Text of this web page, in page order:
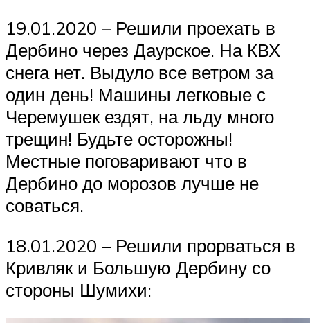
19.01.2020 – Решили проехать в
Дербино через Даурское. На КВХ
снега нет. Выдуло все ветром за
один день! Машины легковые с
Черемушек ездят, на льду много
трещин! Будьте осторожны!
Местные поговаривают что в
Дербино до морозов лучше не
соваться.
18.01.2020 – Решили прорваться в
Кривляк и Большую Дербину со
стороны Шумихи: